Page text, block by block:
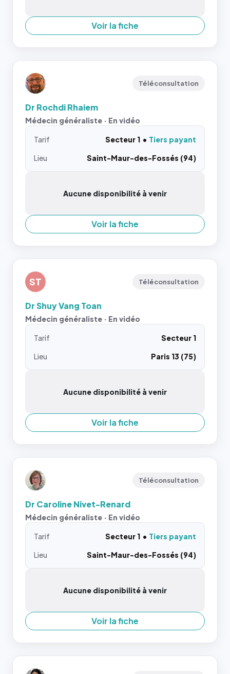
Voir la fiche
Téléconsultation
Dr Rochdi Rhaiem
Médecin généraliste · En vidéo
Tarif Secteur 1
Tiers payant
Lieu
Saint-Maur-des-Fossés (94)
Aucune disponibilité à venir
Voir la fiche
ST Téléconsultation
Dr Shuy Vang Toan
Médecin généraliste · En vidéo
Tarif
Secteur 1
Lieu
Paris 13 (75)
Aucune disponibilité à venir
Voir la fiche
Téléconsultation
Dr Caroline Nivet-Renard
Médecin généraliste · En vidéo
Tarif Secteur 1
Tiers payant
Lieu
Saint-Maur-des-Fossés (94)
Aucune disponibilité à venir
Voir la fiche